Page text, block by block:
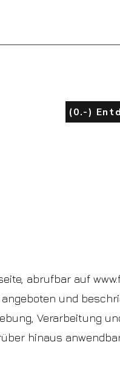
(0.-)
abrufbar auf
und
Verarbeitung
hinaus